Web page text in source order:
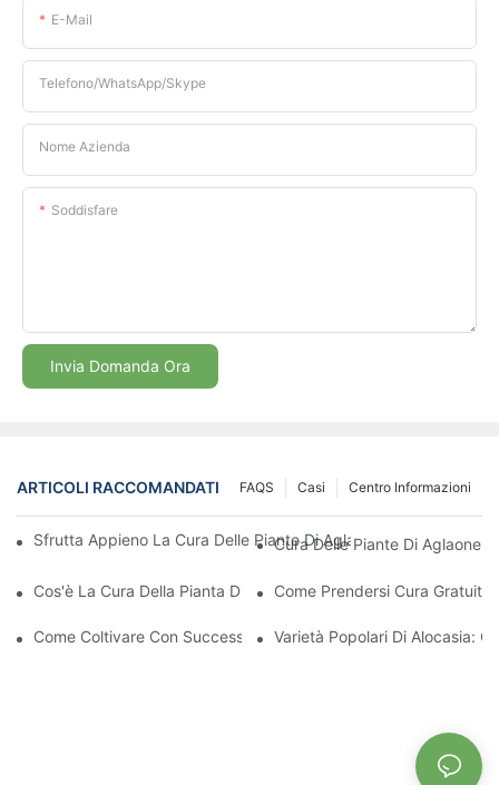
E-Mail
Telefono/WhatsApp/Skype
Nome Azienda
Soddisfare
Invia Domanda Ora
ARTICOLI RACCOMANDATI Centro Informazioni
Casi
FAQS
Sfrutta Appieno La Cura Delle Piante Di Aglaonema Colorate
Cura Delle Piante Di
Cos'è La Cura Della Pianta Di Aglaonema Colorata | Giovani
Come Prendersi Cura
Come Coltivare Con Successo Piantine Di Aglaonema Forti
Varietà Popolari Di Alocasia: